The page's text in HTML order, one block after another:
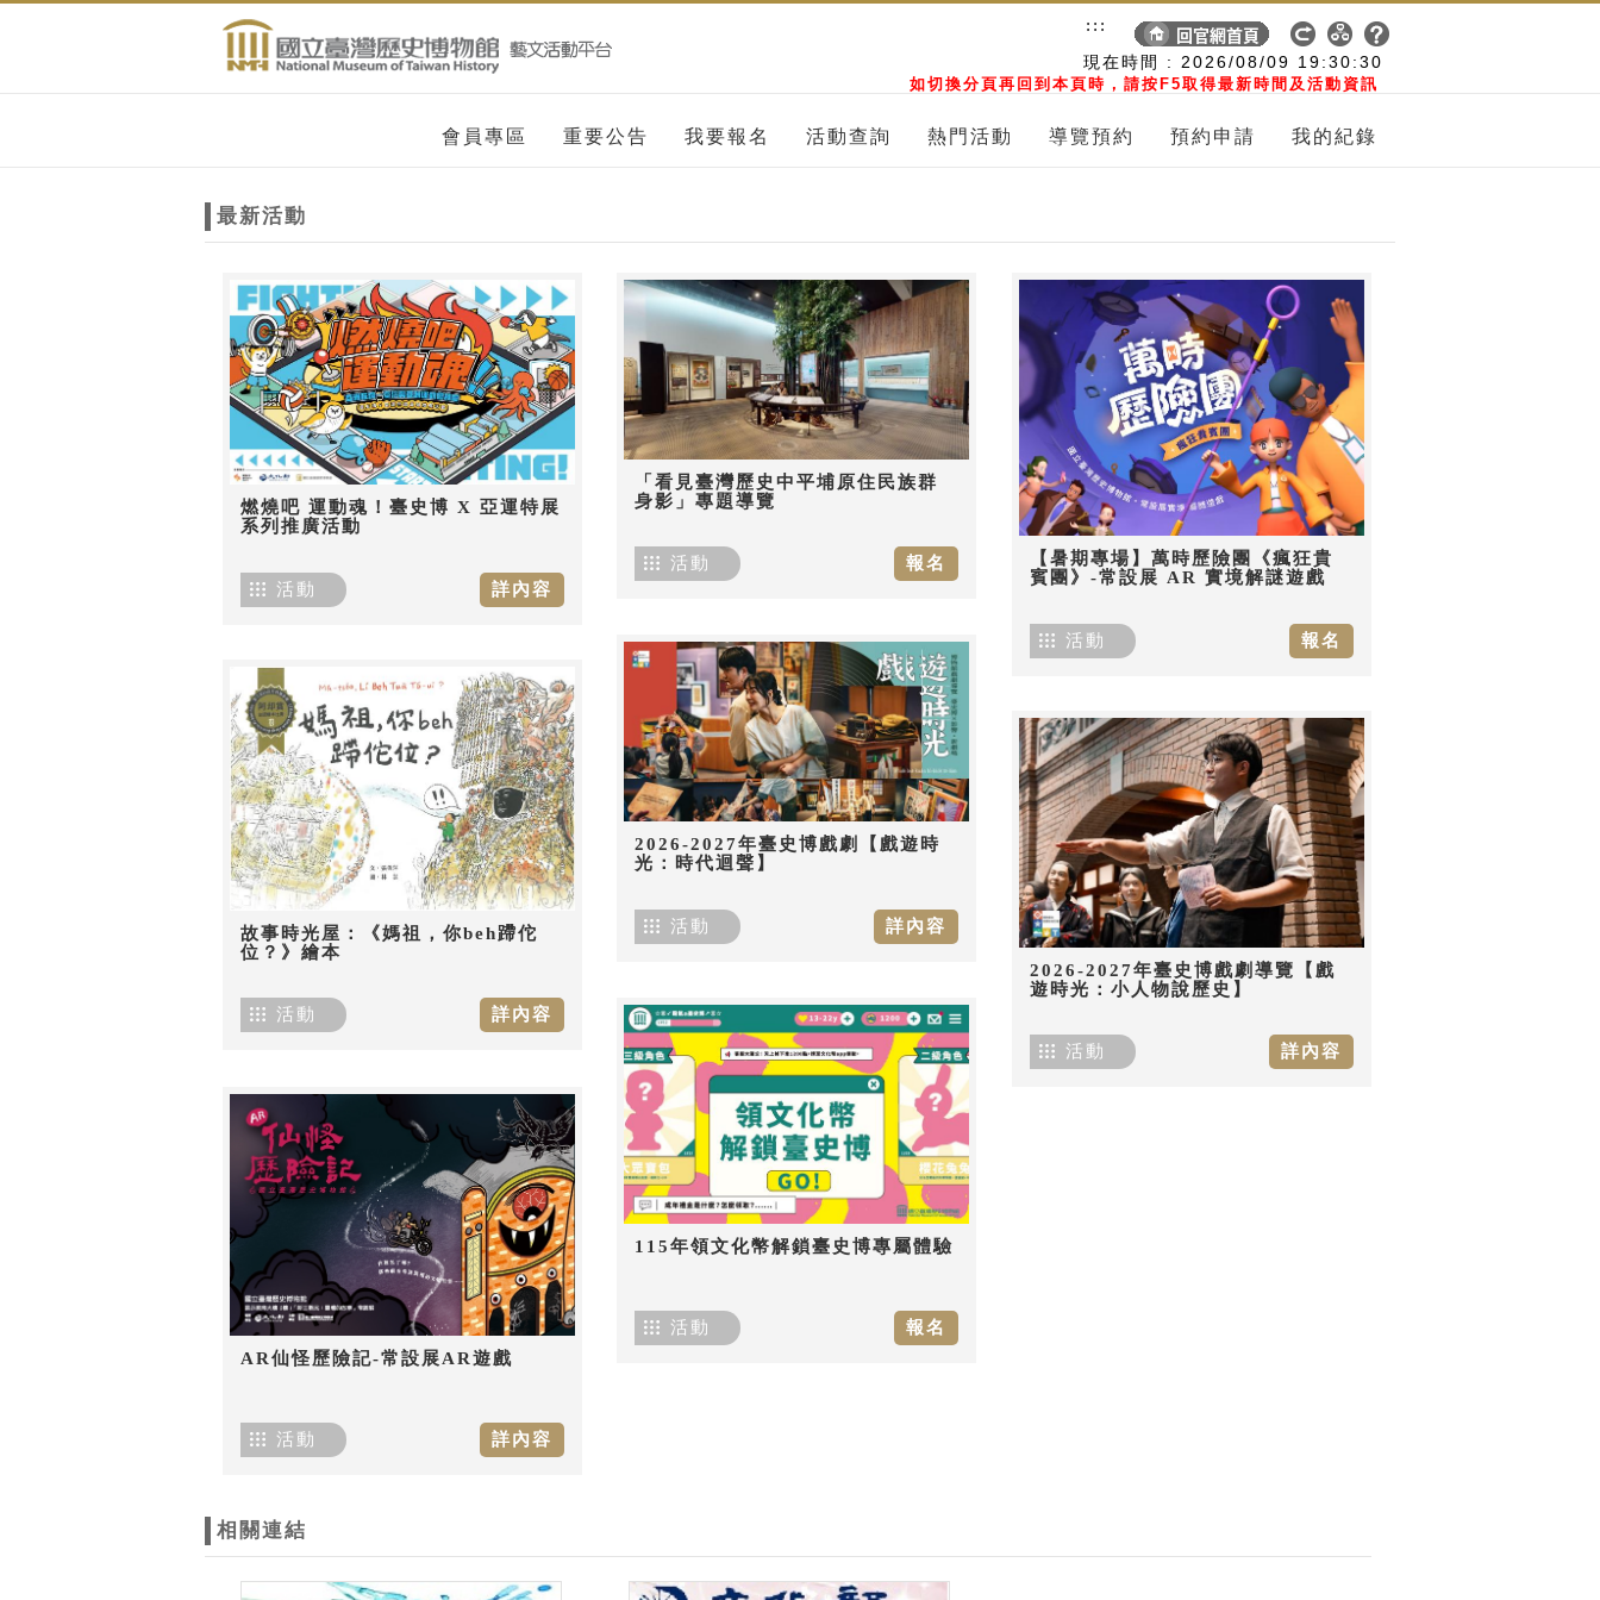
現在時間 : 2026/08/09 19:30:31
如切換分頁再回到本頁時，請按F5取得最新時間及活動資訊
:::
會員專區 重要公告 我要報名 活動查詢 熱門活動 導覽預約 預約申請 我的紀錄
最新活動
燃燒吧 運動魂！臺史博 X 亞運特展
系列推廣活動
詳內容
活動
「看見臺灣歷史中平埔原住民族群
身影」專題導覽
報名
活動
【暑期專場】萬時歷險團《瘋狂貴
賓團》-常設展 AR 實境解謎遊戲
報名
活動
2026-2027年臺史博戲劇【戲遊時
光：時代迴聲】
詳內容
活動
故事時光屋：《媽祖，你beh蹛佗
位？》繪本
詳內容
活動
2026-2027年臺史博戲劇導覽【戲
遊時光：小人物說歷史】
詳內容
活動
115年領文化幣解鎖臺史博專屬體驗
報名
活動
AR仙怪歷險記-常設展AR遊戲
詳內容
活動
相關連結